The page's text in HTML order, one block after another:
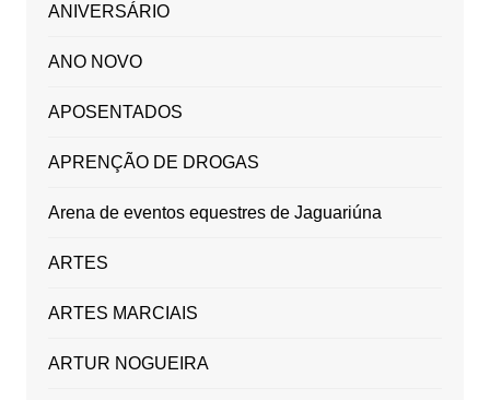
ANIVERSÁRIO
ANO NOVO
APOSENTADOS
APRENÇÃO DE DROGAS
Arena de eventos equestres de Jaguariúna
ARTES
ARTES MARCIAIS
ARTUR NOGUEIRA